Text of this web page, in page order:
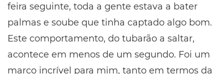
feira seguinte, toda a gente estava a bater
palmas e soube que tinha captado algo bom.
Este comportamento, do tubarão a saltar,
acontece em menos de um segundo. Foi um
marco incrível para mim, tanto em termos da